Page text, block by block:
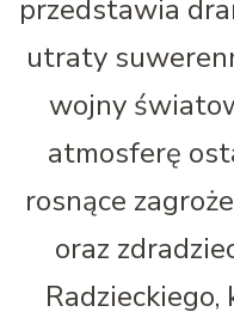
przedstawia
utraty
wojny
atmosferę
rosnące
oraz
Radzieckiego,